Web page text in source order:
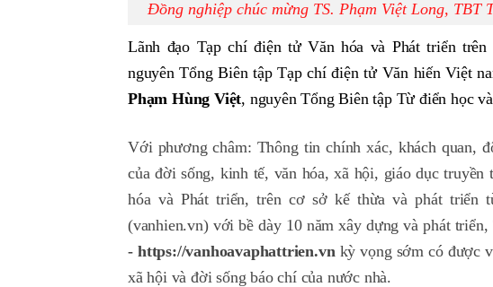
Đồng nghiệp chúc mừng TS. Phạm Việt Long, TBT
Lãnh đạo Tạp chí điện tử Văn hóa và Phát triển
nguyên Tổng Biên tập Tạp chí điện tử Văn hiến Việt
Phạm Hùng Việt, nguyên Tổng Biên tập Từ điển học
Với phương châm: Thông tin chính xác, khách quan,
của đời sống, kinh tế, văn hóa, xã hội, giáo dục
hóa và Phát triển, trên cơ sở kế thừa và phát
(vanhien.vn) với bề dày 10 năm xây dựng và phát triển,
- https://vanhoavaphattrien.vn kỳ vọng sớm có được
xã hội và đời sống báo chí của nước nhà.